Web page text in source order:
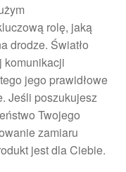
rolę, jaką
drodze. Światło
komunikacji
jego prawidłowe
Jeśli poszukujesz
Twojego
zamiaru
jest dla Ciebie.